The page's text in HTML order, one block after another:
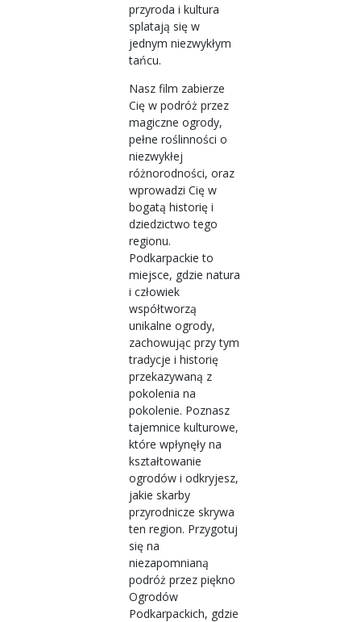
przyroda i kultura
splatają się w
jednym niezwykłym
tańcu.
Nasz film zabierze
Cię w podróż przez
magiczne ogrody,
pełne roślinności o
niezwykłej
różnorodności, oraz
wprowadzi Cię w
bogatą historię i
dziedzictwo tego
regionu.
Podkarpackie to
miejsce, gdzie natura
i człowiek
współtworzą
unikalne ogrody,
zachowując przy tym
tradycje i historię
przekazywaną z
pokolenia na
pokolenie. Poznasz
tajemnice kulturowe,
które wpłynęły na
kształtowanie
ogrodów i odkryjesz,
jakie skarby
przyrodnicze skrywa
ten region. Przygotuj
się na
niezapomnianą
podróż przez piękno
Ogrodów
Podkarpackich, gdzie